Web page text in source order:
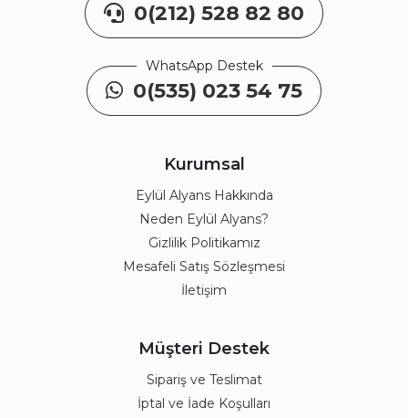
0(212) 528 82 80
WhatsApp Destek
0(535) 023 54 75
Kurumsal
Eylül Alyans Hakkında
Neden Eylül Alyans?
Gizlilik Politikamız
Mesafeli Satış Sözleşmesi
İletişim
Müşteri Destek
Sipariş ve Teslimat
İptal ve İade Koşulları